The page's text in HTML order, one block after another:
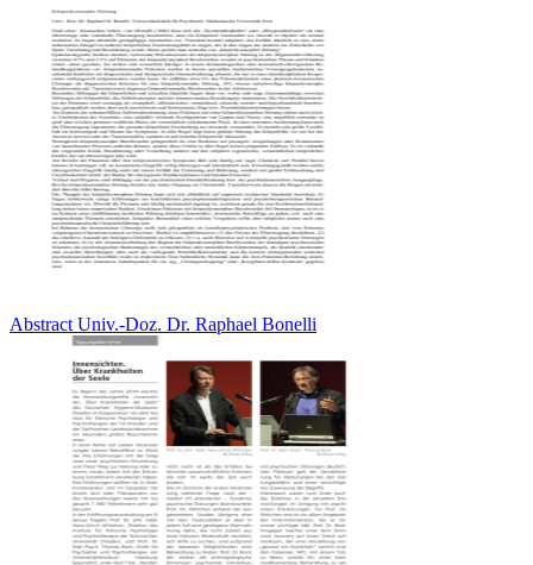
Abstract Univ.-Doz. Dr. Raphael Bonelli